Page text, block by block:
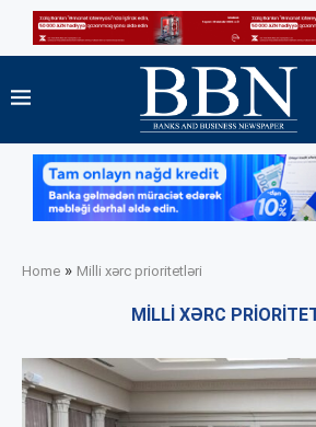
Home » Milli xərc prioritetləri
MILLI XƏRC